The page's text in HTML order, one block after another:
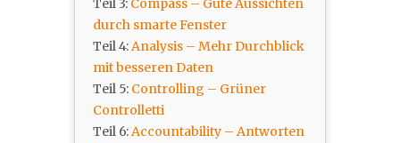
Teil 3: Compass – Gute Aussichten
durch smarte Fenster
Teil 4:Analysis – Mehr Durchblick
mit besseren Daten
Teil 5: Controlling – Grüner
Controlletti
Teil 6:Accountability – Antworten